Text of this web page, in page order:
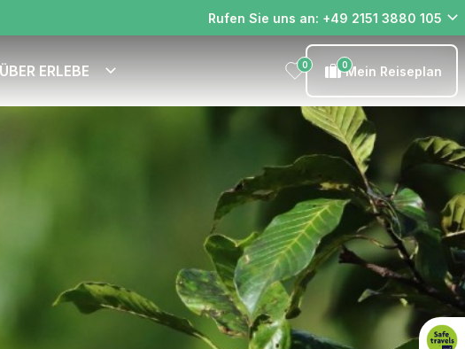
Rufen Sie uns an: +49 2151 3880 105
ÜBER ERLEBE 0 0Mein Reiseplan